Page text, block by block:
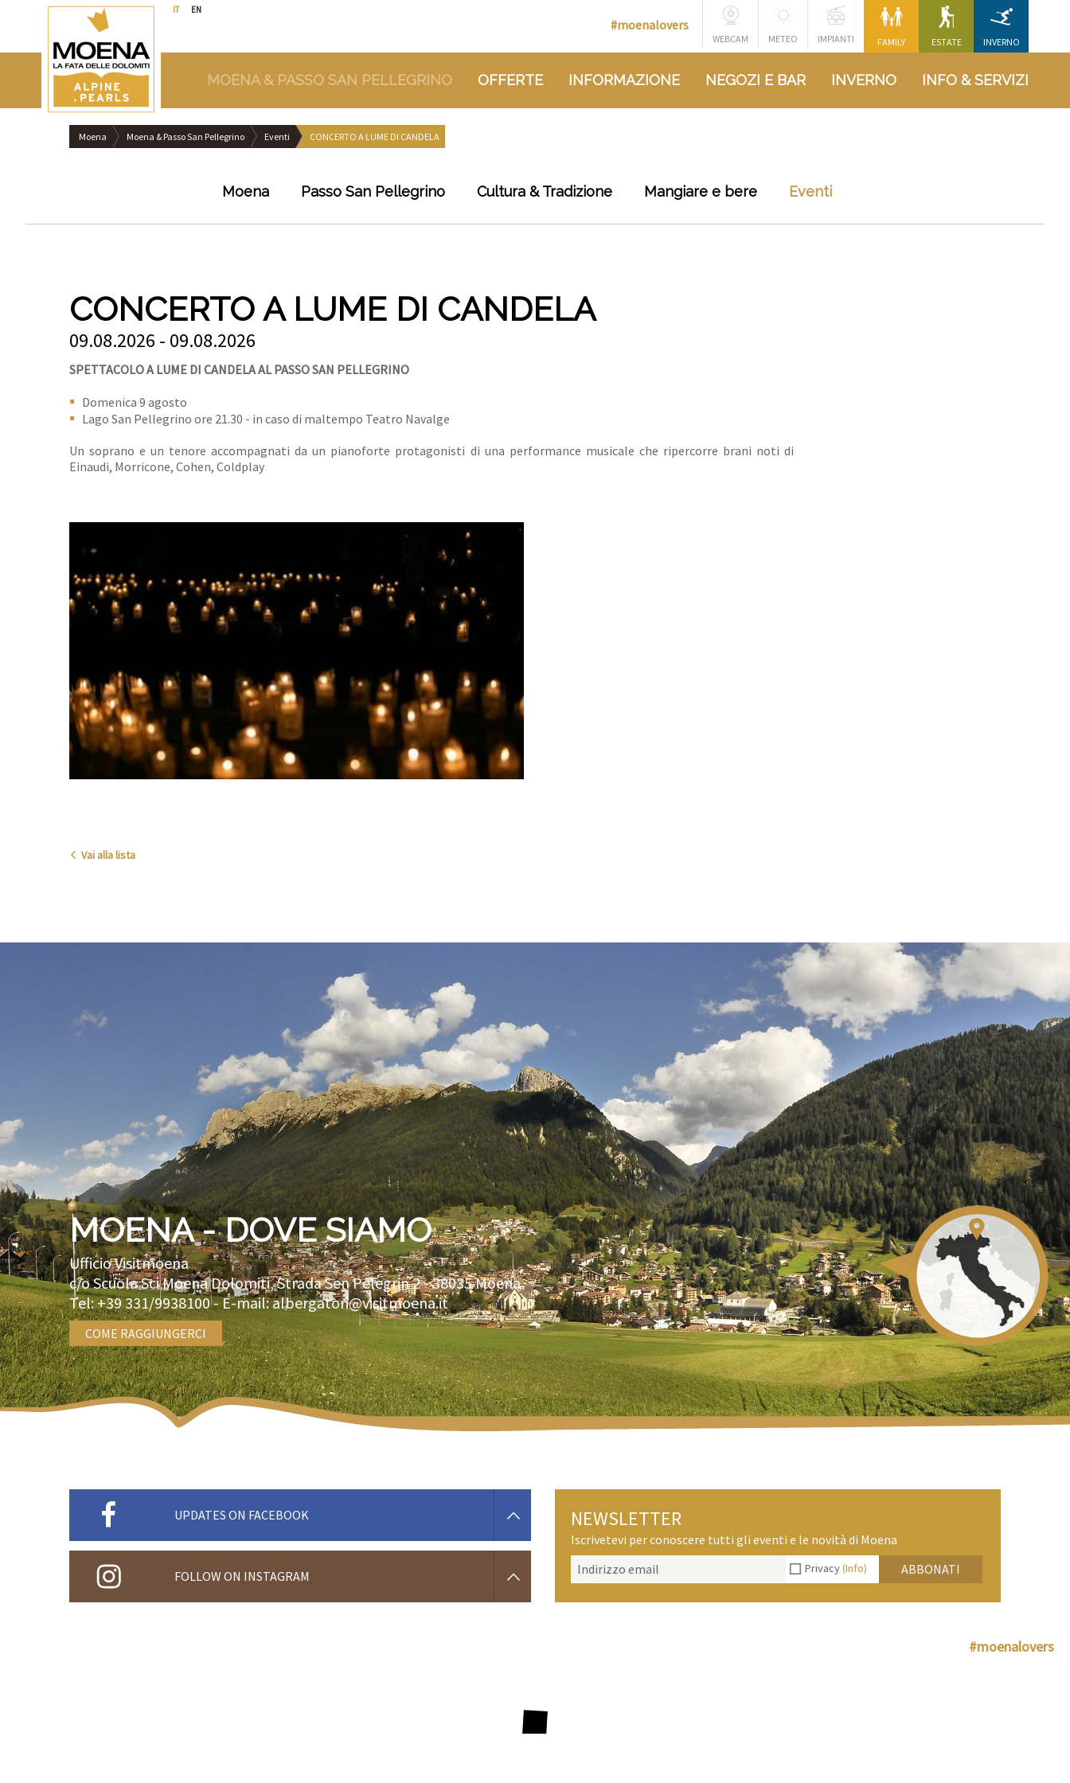
IT EN
FAMILY ESTATE INVERNO
WEBCAM METEO IMPIANTI
#moenalovers
MOENA & PASSO SAN PELLEGRINO OFFERTE INFORMAZIONE NEGOZI E BAR INVERNO INFO & SERVIZI
Moena Moena & Passo San Pellegrino Eventi CONCERTO A LUME DI CANDELA
Moena Passo San Pellegrino Cultura & Tradizione Mangiare e bere Eventi
CONCERTO A LUME DI CANDELA
09.08.2026 - 09.08.2026
SPETTACOLO A LUME DI CANDELA AL PASSO SAN PELLEGRINO
Domenica 9 agosto
Lago San Pellegrino ore 21.30 - in caso di maltempo Teatro Navalge
Un soprano e un tenore accompagnati da un pianoforte protagonisti di una performance musicale che ripercorre brani noti di
Einaudi, Morricone, Cohen, Coldplay
Vai alla lista
MOENA - DOVE SIAMO
Ufficio Visitmoena
c/o Scuola Sci Moena Dolomiti, Strada Sen Pelegrin 2 -38035Moena
Tel:+39 331/9938100- E-mail:albergatori@visitmoena.it
COME RAGGIUNGERCI
UPDATES ON FACEBOOK
FOLLOW ON INSTAGRAM
NEWSLETTER
Iscrivetevi per conoscere tutti gli eventi e le novità di Moena
Privacy(Info) ABBONATI
#moenalovers